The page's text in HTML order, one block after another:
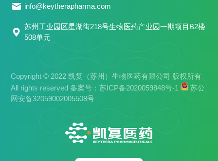
info@keytherapharma.com
苏州工业园区星湖街218号生物医药产业园一期项目B2楼
508单元
Copyright © 2022 凯复（苏州）生物医药有限公司 版权所有
All rights reserved 备案号：苏ICP备2020059848号-1
苏公
网安备32059002005508号